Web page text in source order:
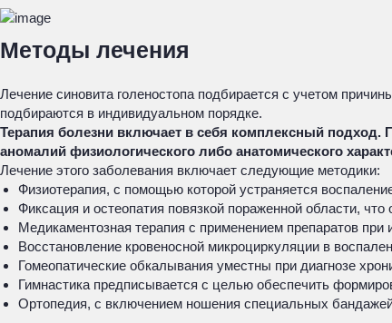
Методы лечения
Лечение синовита голеностопа подбирается с учетом
подбираются в индивидуальном порядке.
Терапия болезни включает в себя комплексный подход.
аномалий физиологического либо анатомического
Лечение этого заболевания включает следующие методики:
Физиотерапия, с помощью которой устраняется
Фиксация и остеопатия повязкой пораженной области,
Медикаментозная терапия с применением препаратов
Восстановление кровеносной микроциркуляции в
Гомеопатические обкалывания уместны при диагнозе
Гимнастика предписывается с целью обеспечить
Ортопедия, с включением ношения специальных